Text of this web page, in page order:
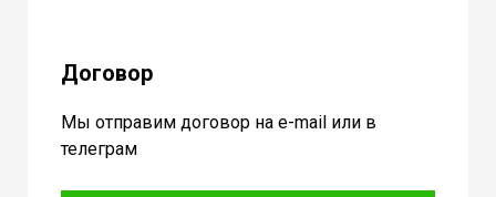
Договор
Мы отправим договор на e-mail или в
телеграм